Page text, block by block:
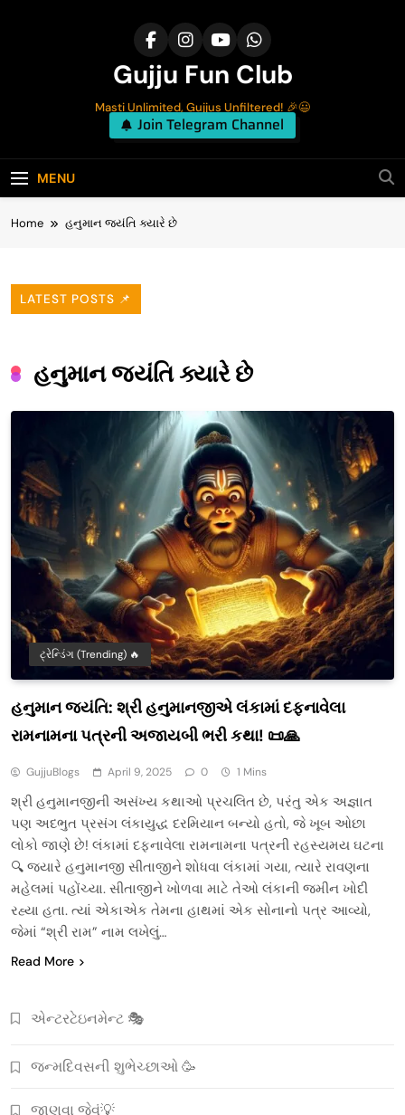
Gujju Fun Club
Masti Unlimited, Gujjus Unfiltered! 🎉😃
Join Telegram Channel
MENU
Home હનુમાન જયંતિ ક્યારે છે
LATEST POSTS 📌
હનુમાન જયંતિ ક્યારે છે
ટ્રેન્ડિંગ (Trending) 🔥
હનુમાન જયંતિ: શ્રી હનુમાનજીએ લંકામાં દફનાવેલા
રામનામના પત્રની અજાયબી ભરી કથા! 📜🙏
GujjuBlogs April 9, 2025 0 1 Mins
શ્રી હનુમાનજીની અસંખ્ય કથાઓ પ્રચલિત છે, પરંતુ એક અજ્ઞાત
પણ અદભુત પ્રસંગ લંકાયુદ્ધ દરમિયાન બન્યો હતો, જે ખૂબ ઓછા
લોકો જાણે છે! લંકામાં દફનાવેલા રામનામના પત્રની રહસ્યમય ઘટના
🔍 જ્યારે હનુમાનજી સીતાજીને શોધવા લંકામાં ગયા, ત્યારે રાવણના
મહેલમાં પહોંચ્યા. સીતાજીને ખોળવા માટે તેઓ લંકાની જમીન ખોદી
રહ્યા હતા. ત્યાં એકાએક તેમના હાથમાં એક સોનાનો પત્ર આવ્યો,
જેમાં “શ્રી રામ” નામ લખેલું…
Read More
એન્ટરટેઇનમેન્ટ 🎭
જન્મદિવસની શુભેચ્છાઓ 🥳
જાણવા જેવું💡